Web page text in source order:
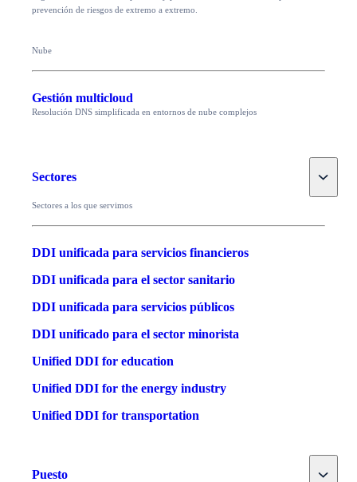
prevención de riesgos de extremo a extremo.
Nube
Gestión multicloud
Resolución DNS simplificada en entornos de nube complejos
Sectores Toggle
Sectores a los que servimos
DDI unificada para servicios financieros
DDI unificada para el sector sanitario
DDI unificada para servicios públicos
DDI unificado para el sector minorista
Unified DDI for education
Unified DDI for the energy industry
Unified DDI for transportation
Puesto Toggle